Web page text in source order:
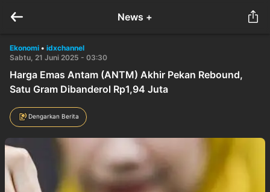
News +
Ekonomi • idxchannel
Sabtu, 21 Juni 2025 - 03:30
Harga Emas Antam (ANTM) Akhir Pekan Rebound,
Satu Gram Dibanderol Rp1,94 Juta
Dengarkan Berita